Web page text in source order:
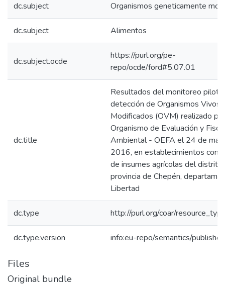
dc.subject Organismos geneticamente
dc.subject Alimentos
dc.subject.ocde
https://purl.org/pe-
repo/ocde/ford#5.07.01
dc.title
Resultados del monitoreo piloto
detección de Organismos Vivos
Modificados (OVM) realizado
Organismo de Evaluación y
Ambiental - OEFA el 24 de
2016, en establecimientos
de insumes agrícolas del distrito
provincia de Chepén,
Libertad
dc.type http://purl.org/coar/
dc.type.version info:eu-repo/semantics/
Files
Original bundle